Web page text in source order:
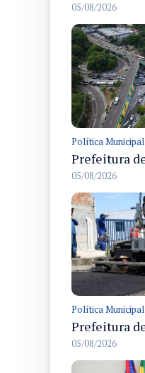
05/08/2026
Política Municipal
05/08/2026
Política Municipal
05/08/2026